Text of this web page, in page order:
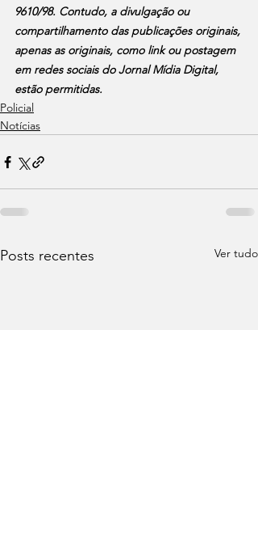
9610/98. Contudo, a divulgação ou
compartilhamento das publicações originais,
apenas as originais, como link ou postagem
em redes sociais do Jornal Mídia Digital,
estão permitidas.
Policial
Notícias
Posts recentes Ver tudo